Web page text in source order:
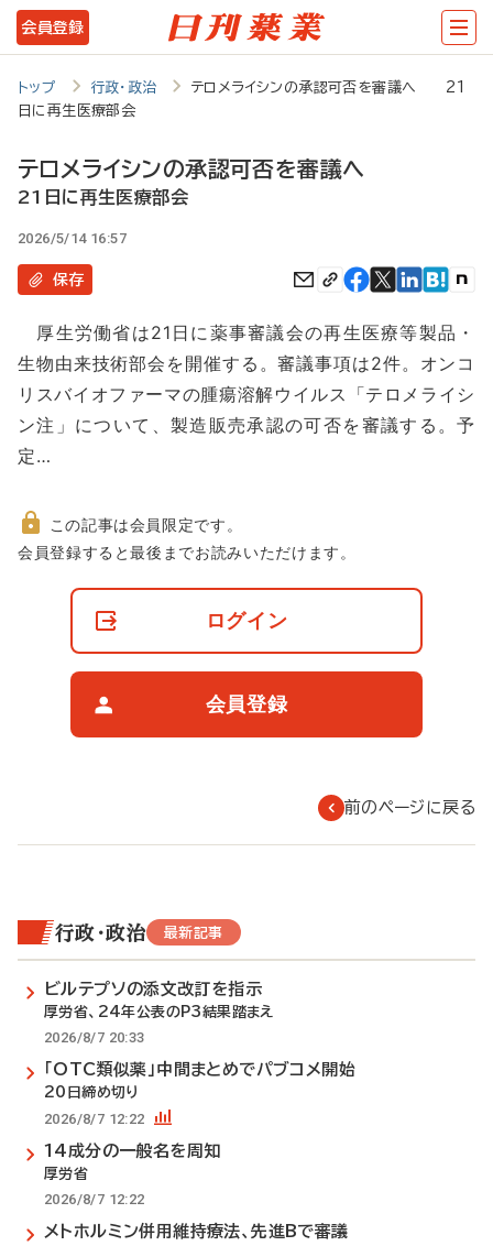
メ
イ
テ
ツ
に
動
会員登録
トップ 行政・政治
テロメライシンの承認可否を審議へ 21
日に再生医療部会
テロメライシンの承認可否を審議へ
21日に再生医療部会
2026/5/14 16:57
保存
厚生労働省は21日に薬事審議会の再生医療等製品・
生物由来技術部会を開催する。審議事項は2件。オンコ
リスバイオファーマの腫瘍溶解ウイルス「テロメライシ
ン注」について、製造販売承認の可否を審議する。予
定…
非
この記事は会員限定です。
会員登録すると最後までお読みいただけます。
ログイン
会員登録
前のページに戻る
行政・政治 最新記事
ビルテプソの添文改訂を指示
厚労省、24年公表のP3結果踏まえ
2026/8/7 20:33
「OTC類似薬」中間まとめでパブコメ開始
20日締め切り
2026/8/7 12:22
14成分の一般名を周知
厚労省
2026/8/7 12:22
メトホルミン併用維持療法、先進Bで審議